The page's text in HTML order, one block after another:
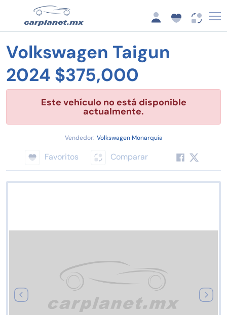
Volkswagen Taigun
2024 $375,000
Este vehículo no está disponible
actualmente.
Vendedor: Volkswagen Monarquía
Favoritos Comparar